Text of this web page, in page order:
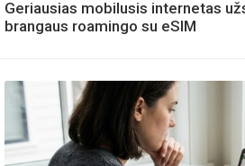
Geriausias mobilusis internetas
brangaus roamingo su eSIM